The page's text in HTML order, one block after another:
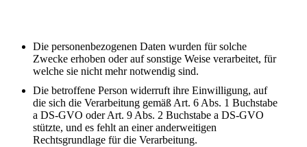
Die personenbezogenen Daten wurden für solche
Zwecke erhoben oder auf sonstige Weise verarbeitet, für
welche sie nicht mehr notwendig sind.
Die betroffene Person widerruft ihre Einwilligung, auf
die sich die Verarbeitung gemäß Art. 6 Abs. 1 Buchstabe
a DS-GVO oder Art. 9 Abs. 2 Buchstabe a DS-GVO
stützte, und es fehlt an einer anderweitigen
Rechtsgrundlage für die Verarbeitung.